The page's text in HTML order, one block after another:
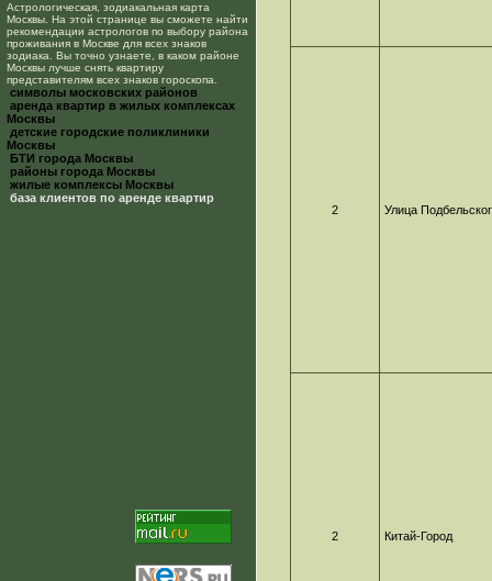
Астрологическая, зодиакальная карта
Москвы. На этой странице вы сможете найти
рекомендации астрологов по выбору района
проживания в Москве для всех знаков
зодиака. Вы точно узнаете, в каком районе
Москвы лучше снять квартиру
представителям всех знаков гороскопа.
cимволы московских районов
аренда квартир в жилых комплексах
Москвы
детские городские поликлиники
Москвы
БТИ города Москвы
районы города Москвы
жилые комплексы Москвы
база клиентов по аренде квартир
2 Улица
2 Китай-Город